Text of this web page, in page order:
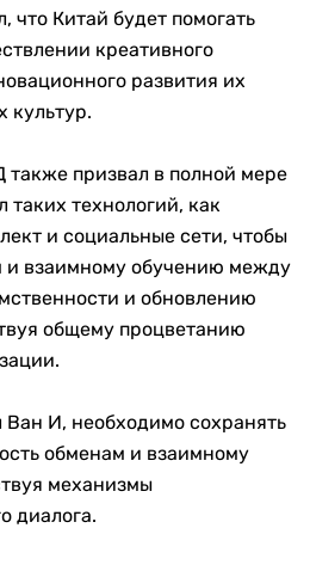
что Китай будет помогать
креативного
развития их
культур.
также призвал в полной мере
таких технологий, как
и социальные сети, чтобы
взаимному обучению между
и обновлению
общему процветанию
И, необходимо сохранять
обменам и взаимному
механизмы
диалога.